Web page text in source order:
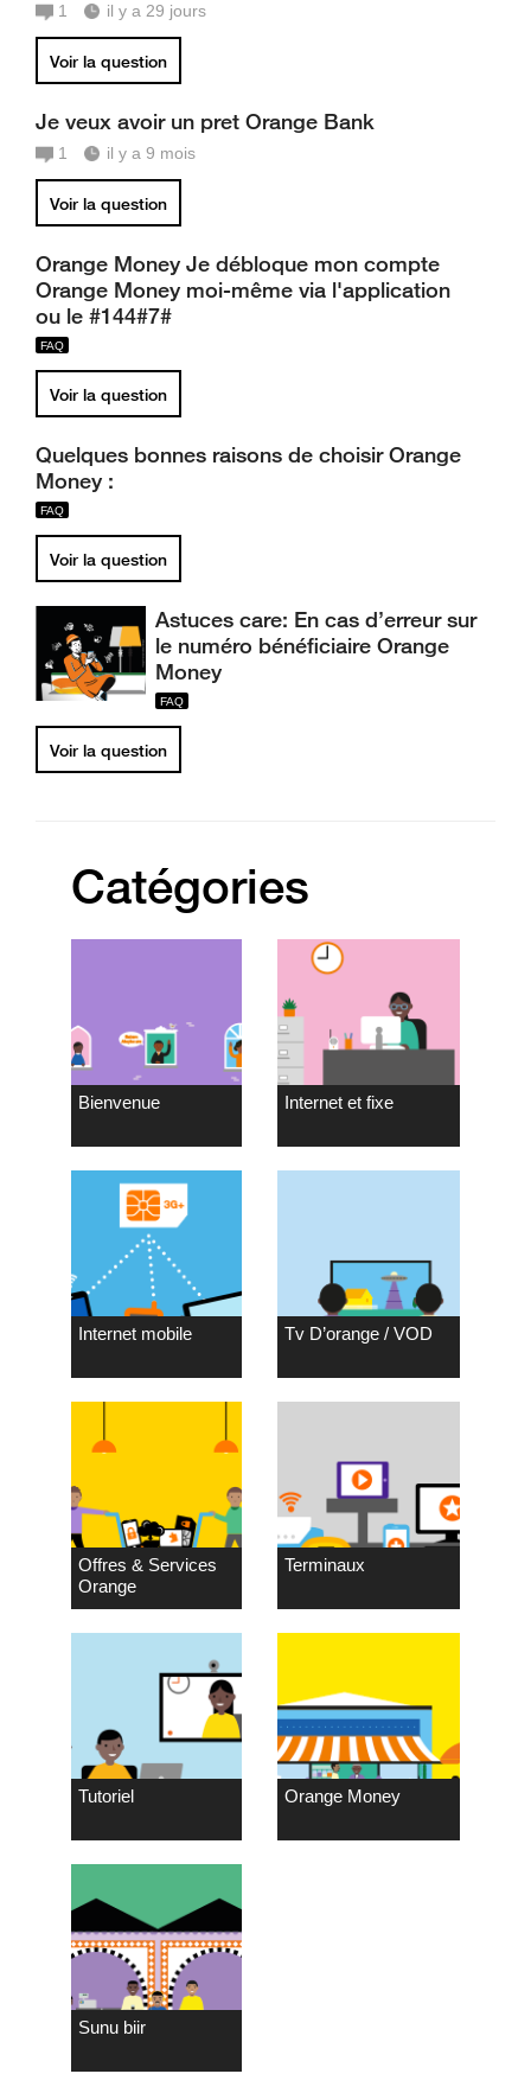
1 il y a 29 jours
Voir la question
Je veux avoir un pret Orange Bank
1 il y a 9 mois
Voir la question
Orange Money Je débloque mon compte
Orange Money moi-même via l'application
ou le #144#7#
Voir la question
Quelques bonnes raisons de choisir Orange
Money :
Voir la question
Astuces care: En cas d’erreur sur
le numéro bénéficiaire Orange
Money
Voir la question
Catégories
Bienvenue Internet et fixe
Internet mobile Tv D’orange / VOD
Offres & Services
Orange
Terminaux
Tutoriel Orange Money
Sunu biir